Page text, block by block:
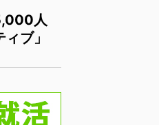
人
ブ」